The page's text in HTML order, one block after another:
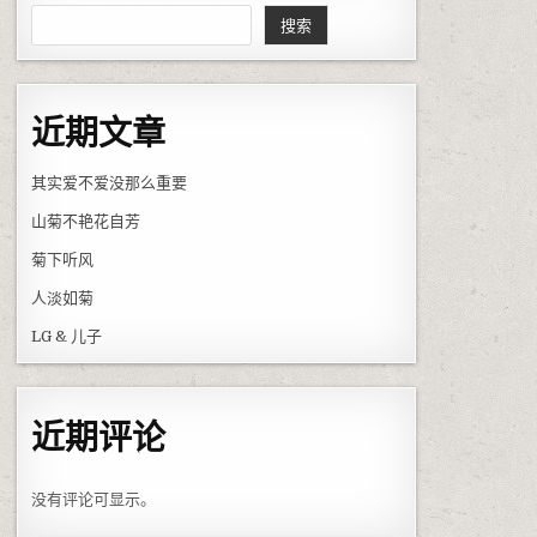
搜索
近期文章
其实爱不爱没那么重要
山菊不艳花自芳
菊下听风
人淡如菊
LG & 儿子
近期评论
没有评论可显示。